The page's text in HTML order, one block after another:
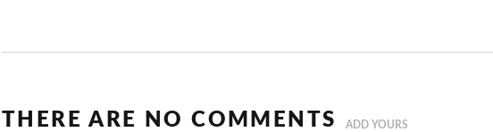
THERE ARE NO COMMENTS ADD YOURS